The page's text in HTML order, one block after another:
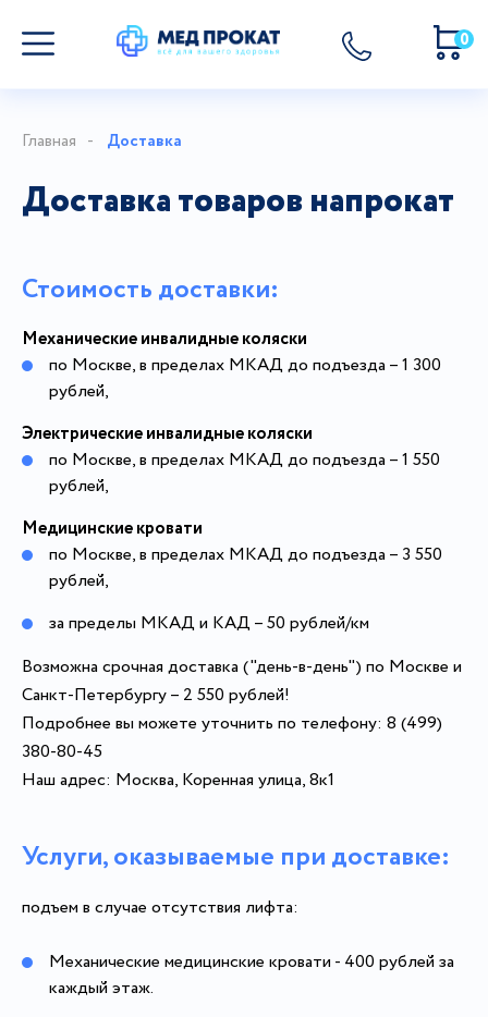
0
Главная Доставка
Доставка товаров напрокат
Стоимость доставки:
Механические инвалидные коляски
по Москве, в пределах МКАД до подъезда – 1 300
рублей,
Электрические инвалидные коляски
по Москве, в пределах МКАД до подъезда – 1 550
рублей,
Медицинские кровати
по Москве, в пределах МКАД до подъезда – 3 550
рублей,
за пределы МКАД и КАД – 50 рублей/км
Возможна срочная доставка ("день-в-день") по Москве и
Санкт-Петербургу – 2 550 рублей!
Подробнее вы можете уточнить по телефону: 8 (499)
380-80-45
Наш адрес: Москва, Коренная улица, 8к1
Услуги, оказываемые при доставке:
подъем в случае отсутствия лифта:
Механические медицинские кровати - 400 рублей за
каждый этаж.